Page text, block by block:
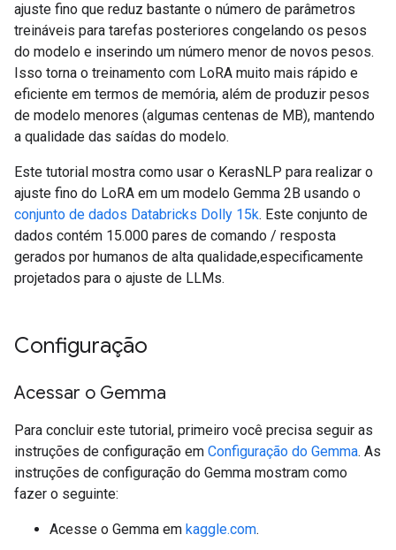
ajuste fino que reduz bastante o número de parâmetros
treináveis para tarefas posteriores congelando os pesos
do modelo e inserindo um número menor de novos pesos.
Isso torna o treinamento com LoRA muito mais rápido e
eficiente em termos de memória, além de produzir pesos
de modelo menores (algumas centenas de MB), mantendo
a qualidade das saídas do modelo.
Este tutorial mostra como usar o KerasNLP para realizar o
ajuste fino do LoRA em um modelo Gemma 2B usando o
conjunto de dados Databricks Dolly 15k. Este conjunto de
dados contém 15.000 pares de comando / resposta
gerados por humanos de alta qualidade,especificamente
projetados para o ajuste de LLMs.
Configuração
Acessar o Gemma
Para concluir este tutorial, primeiro você precisa seguir as
instruções de configuração em Configuração do Gemma. As
instruções de configuração do Gemma mostram como
fazer o seguinte:
Acesse o Gemma em kaggle.com.